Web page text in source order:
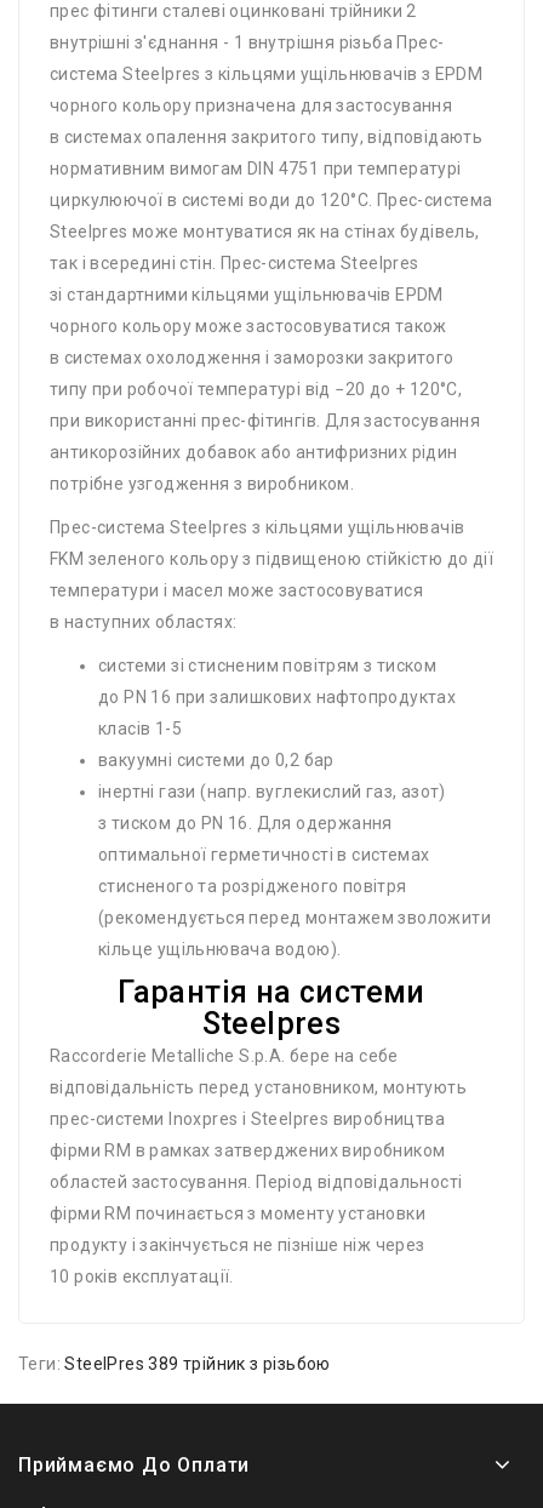
прес фітинги сталеві оцинковані трійники 2
внутрішні з'єднання - 1 внутрішня різьба Прес-
система Steelpres з кільцями ущільнювачів з EPDM
чорного кольору призначена для застосування
в системах опалення закритого типу, відповідають
нормативним вимогам DIN 4751 при температурі
циркулюючої в системі води до 120°C. Прес-система
Steelpres може монтуватися як на стінах будівель,
так і всередині стін. Прес-система Steelpres
зі стандартними кільцями ущільнювачів EPDM
чорного кольору може застосовуватися також
в системах охолодження і заморозки закритого
типу при робочої температурі від −20 до + 120°C,
при використанні прес-фітингів. Для застосування
антикорозійних добавок або антифризних рідин
потрібне узгодження з виробником.
Прес-система Steelpres з кільцями ущільнювачів
FKM зеленого кольору з підвищеною стійкістю до дії
температури і масел може застосовуватися
в наступних областях:
системи зі стисненим повітрям з тиском
до PN 16 при залишкових нафтопродуктах
класів 1-5
вакуумні системи до 0,2 бар
інертні гази (напр. вуглекислий газ, азот)
з тиском до PN 16. Для одержання
оптимальної герметичності в системах
стисненого та розрідженого повітря
(рекомендується перед монтажем зволожити
кільце ущільнювача водою).
Гарантія на системи
Steelpres
Raccorderie Metalliche S.p.A. бере на себе
відповідальність перед установником, монтують
прес-системи Inoxpres і Steelpres виробництва
фірми RM в рамках затверджених виробником
областей застосування. Період відповідальності
фірми RM починається з моменту установки
продукту і закінчується не пізніше ніж через
10 років експлуатації.
Теги:SteelPres 389 трійник з різьбою
Приймаємо До Оплати